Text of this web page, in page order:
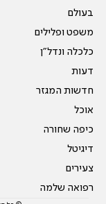
בעולם
משפט ופלילים
כלכלה ונדל"ן
דעות
חדשות המגזר
אוכל
כיפה שחורה
דיגיטל
צעירים
רפואה שלמה